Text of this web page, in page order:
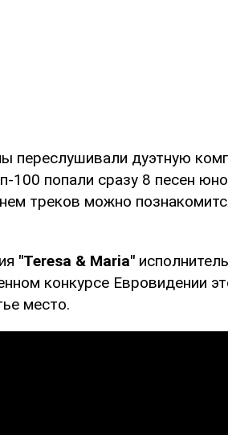
переслушивали дуэтную
100 попали сразу 8 песен
треков можно
"Teresa & Maria"
конкурсе Евровидении
место.